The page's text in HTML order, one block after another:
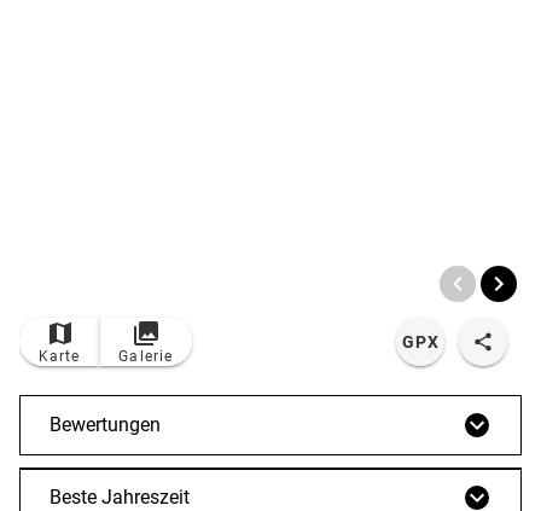
Karte Galerie
GPX
Bewertungen
Beste Jahreszeit